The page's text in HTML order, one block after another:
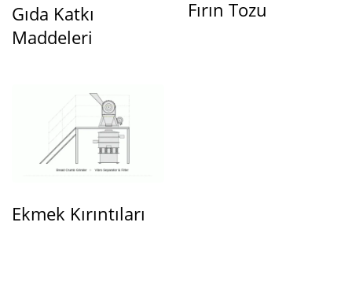
Gıda Katkı
Maddeleri
Fırın Tozu
Ekmek Kırıntıları